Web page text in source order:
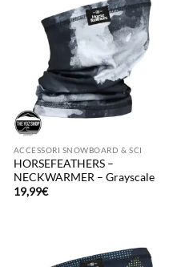
ACCESSORI SNOWBOARD & SCI
HORSEFEATHERS –
NECKWARMER – Grayscale
19,99€